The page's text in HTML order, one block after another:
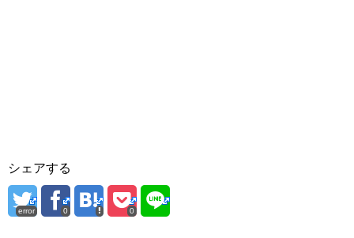
シェアする
error 0 0